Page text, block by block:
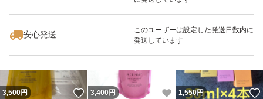
対応肌質:全肌質
・毛穴の汚れが気になる方
・しっかりメイクを素早く落としたい方
安心発送
このユーザーは設定した発送日数内に
発送しています
いいね！
6,100
3,500円 いいね！
3,400 円 いいね！
1,550円